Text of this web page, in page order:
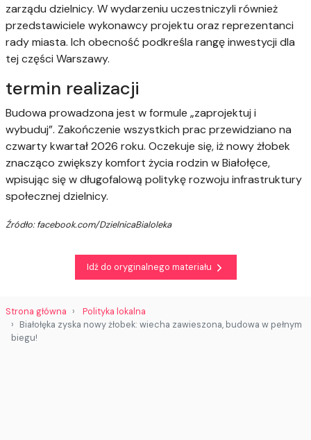
zarządu dzielnicy. W wydarzeniu uczestniczyli również
przedstawiciele wykonawcy projektu oraz reprezentanci
rady miasta. Ich obecność podkreśla rangę inwestycji dla
tej części Warszawy.
termin realizacji
Budowa prowadzona jest w formule „zaprojektuj i
wybuduj”. Zakończenie wszystkich prac przewidziano na
czwarty kwartał 2026 roku. Oczekuje się, iż nowy żłobek
znacząco zwiększy komfort życia rodzin w Białołęce,
wpisując się w długofalową politykę rozwoju infrastruktury
społecznej dzielnicy.
Źródło: facebook.com/DzielnicaBialoleka
Idź do oryginalnego materiału
Strona główna
Polityka lokalna
Białołęka zyska nowy żłobek: wiecha zawieszona, budowa w pełnym
biegu!